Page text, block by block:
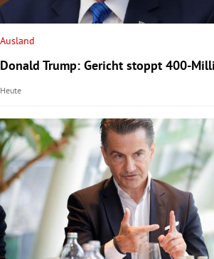
Untermenü
Untermenü
Untermenü
Untermenü
Untermenü
Untermenü
Untermenü
Ausland
Donald Trump: Gericht stoppt 400-
Heute